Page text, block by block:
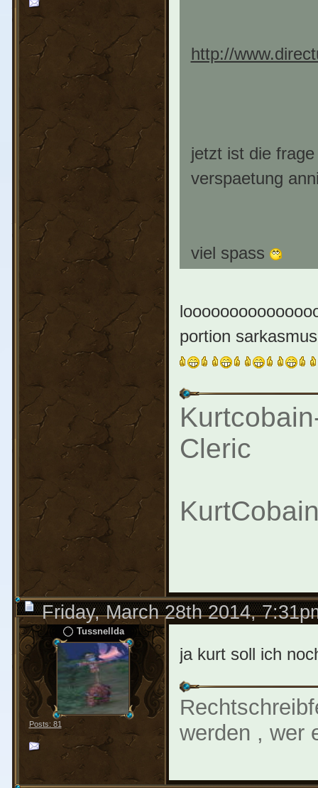
http://
jetzt ist die
verspaetung
viel spass
portion
Cleric
Friday, March 28th 2014,
Tussnellda
Posts: 81
ja kurt soll ich
werden , wer